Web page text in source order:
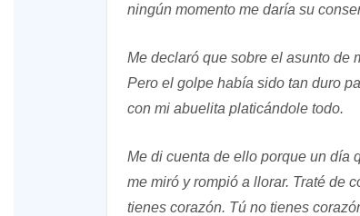
ningún momento me daría su
Me declaró que sobre el asunto de
Pero el golpe había sido tan duro
con mi abuelita platicándole todo.
Me di cuenta de ello porque un día
me miró y rompió a llorar. Traté de
tienes corazón. Tú no tienes